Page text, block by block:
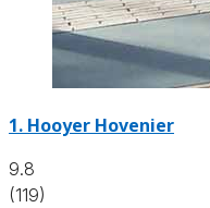
1. Hooyer Hovenier
9.8
(119)